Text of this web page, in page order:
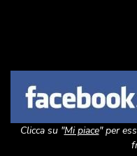
Clicca su "Mi piace" per